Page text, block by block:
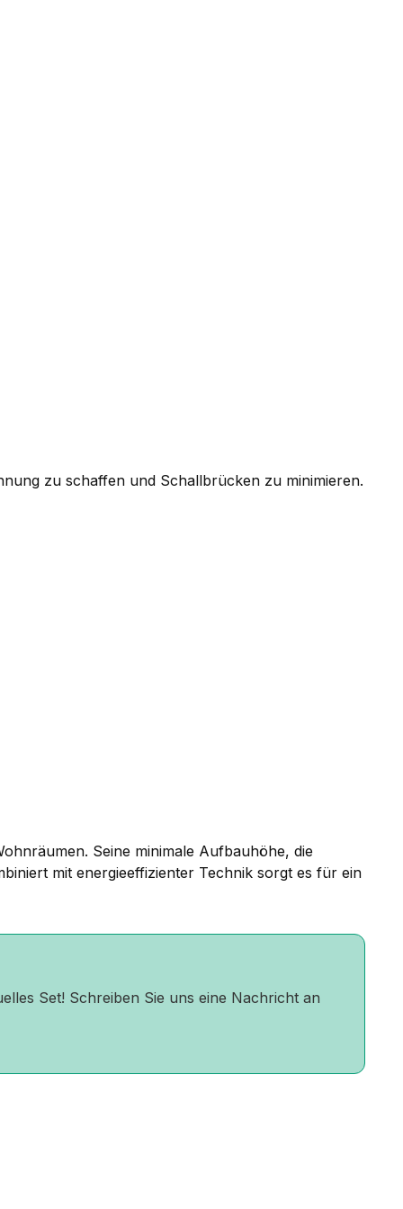
zu schaffen und Schallbrücken zu minimieren.
Seine minimale Aufbauhöhe, die
mit energieeffizienter Technik sorgt es für ein
Set! Schreiben Sie uns eine Nachricht an